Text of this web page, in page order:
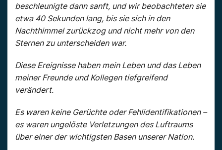
beschleunigte dann sanft, und wir beobachteten sie
etwa 40 Sekunden lang, bis sie sich in den
Nachthimmel zurückzog und nicht mehr von den
Sternen zu unterscheiden war.
Diese Ereignisse haben mein Leben und das Leben
meiner Freunde und Kollegen tiefgreifend
verändert.
Es waren keine Gerüchte oder Fehlidentifikationen –
es waren ungelöste Verletzungen des Luftraums
über einer der wichtigsten Basen unserer Nation.